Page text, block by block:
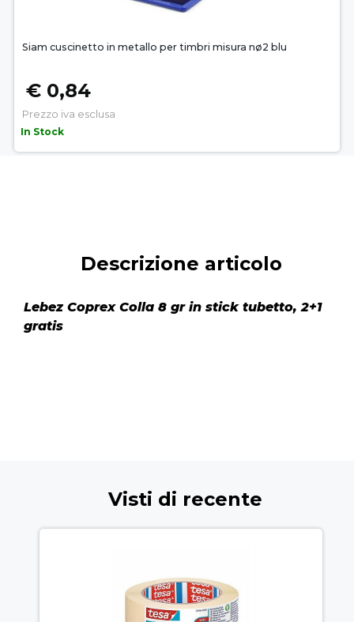
Siam cuscinetto in metallo per timbri misura nø2 blu
€ 0,84
Prezzo iva esclusa
In Stock
Descrizione articolo
Lebez Coprex Colla 8 gr in stick tubetto, 2+1
gratis
Visti di recente